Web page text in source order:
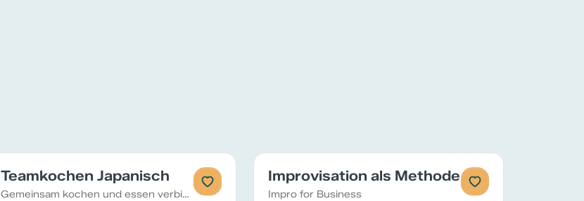
Teamkochen Japanisch
Gemeinsam kochen und essen verbindet
Improvisation als Methode
Impro for Business